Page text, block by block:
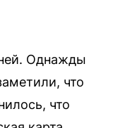
Однажды
что
что